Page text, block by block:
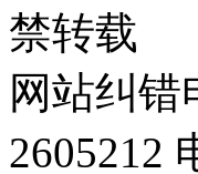
禁转载
网站纠错
2605212